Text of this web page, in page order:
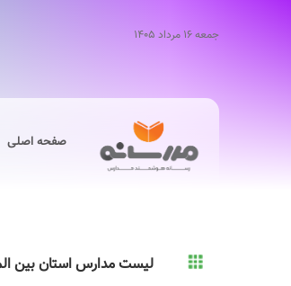
جمعه ۱۶ مرداد ۱۴۰۵
صفحه اصلی
لیست مدارس استان بین